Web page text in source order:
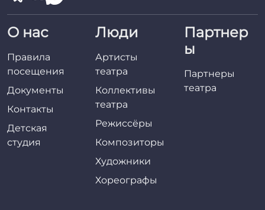
О нас
Правила
посещения
Документы
Контакты
Детская
студия
Люди
Артисты
театра
Коллективы
театра
Режиссёры
Композиторы
Художники
Хореографы
Партнер
ы
Партнеры
театра